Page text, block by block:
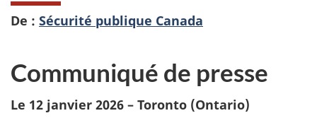
De : Sécurité publique Canada
Communiqué de presse
Le 12 janvier 2026 – Toronto (Ontario)